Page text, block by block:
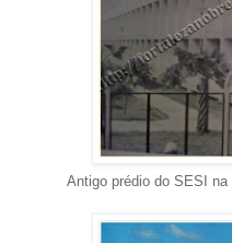
Antigo prédio do SESI na